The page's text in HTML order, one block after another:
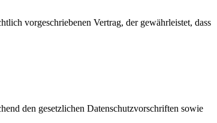
vorgeschriebenen Vertrag, der gewährleistet, dass
den gesetzlichen Datenschutzvorschriften sowie